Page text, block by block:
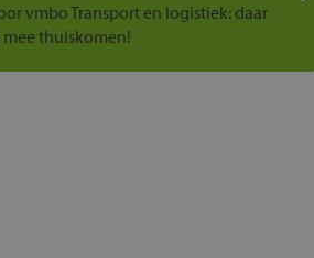
vmbo Transport en logistiek: daar
thuiskomen!